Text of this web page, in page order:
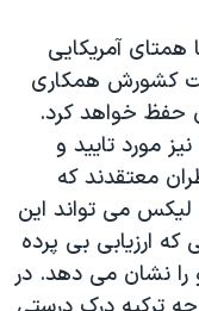
همتای آمریکایی
کشورش همکاری
حفظ خواهد کرد.
مورد تایید و
معتقدند که
لیکس می تواند این
که ارزیابی بی پرده
را نشان می دهد. در